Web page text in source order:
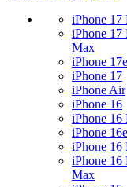
iPhone 17
iPhone 17
Max
iPhone 17e
iPhone 17
iPhone Air
iPhone 16
iPhone 16
iPhone 16e
iPhone 16
iPhone 16
Max